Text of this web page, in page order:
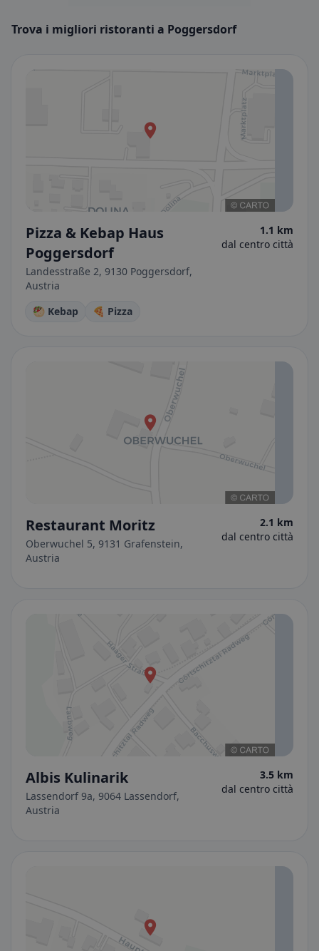
Trova i migliori ristoranti a Poggersdorf
Pizza & Kebap Haus
Poggersdorf
Landesstraße 2, 9130 Poggersdorf,
Austria
1.1 km
dal centro città
🥙 Kebap 🍕 Pizza
Restaurant Moritz
Oberwuchel 5, 9131 Grafenstein,
Austria
2.1 km
dal centro città
Albis Kulinarik
Lassendorf 9a, 9064 Lassendorf,
Austria
3.5 km
dal centro città